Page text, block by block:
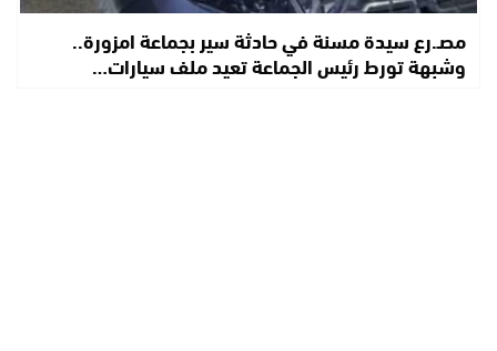
مصـ.رع سيدة مسنة في حادثة سير بجماعة امزورة..
وشبهة تورط رئيس الجماعة تعيد ملف سيارات…